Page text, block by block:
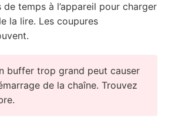
de temps à l’appareil pour charger
la lire. Les coupures
buffer trop grand peut causer
de la chaîne. Trouvez